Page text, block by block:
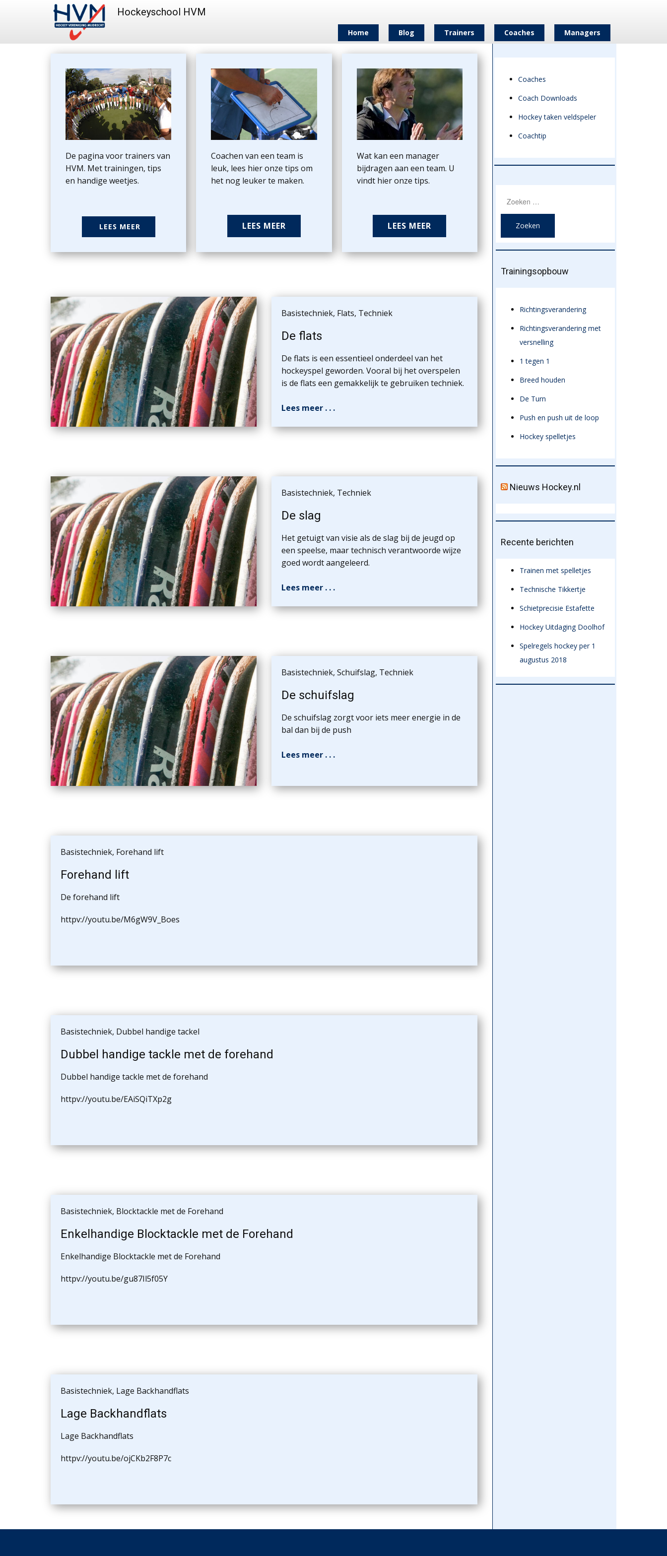
Hockeyschool HVM
Home Blog Trainers Coaches Managers
De pagina voor trainers van
HVM. Met trainingen, tips
en handige weetjes.
LEES MEER
Coachen van een team is
leuk, lees hier onze tips om
het nog leuker te maken.
LEES MEER
Wat kan een manager
bijdragen aan een team. U
vindt hier onze tips.
LEES MEER
Basistechniek, Flats, Techniek
De flats
De flats is een essentieel onderdeel van het
hockeyspel geworden. Vooral bij het overspelen
is de flats een gemakkelijk te gebruiken techniek.
Lees meer . . .
Basistechniek, Techniek
De slag
Het getuigt van visie als de slag bij de jeugd op
een speelse, maar technisch verantwoorde wijze
goed wordt aangeleerd.
Lees meer . . .
Basistechniek, Schuifslag, Techniek
De schuifslag
De schuifslag zorgt voor iets meer energie in de
bal dan bij de push
Lees meer . . .
Basistechniek, Forehand lift
Forehand lift
De forehand lift
httpv://youtu.be/M6gW9V_Boes
Basistechniek, Dubbel handige tackel
Dubbel handige tackle met de forehand
Dubbel handige tackle met de forehand
httpv://youtu.be/EAiSQiTXp2g
Basistechniek, Blocktackle met de Forehand
Enkelhandige Blocktackle met de Forehand
Enkelhandige Blocktackle met de Forehand
httpv://youtu.be/gu87Il5f05Y
Basistechniek, Lage Backhandflats
Lage Backhandflats
Lage Backhandflats
httpv://youtu.be/ojCKb2F8P7c
Coaches
Coach Downloads
Hockey taken veldspeler
Coachtip
Trainingsopbouw
Richtingsverandering
Richtingsverandering met
versnelling
1 tegen 1
Breed houden
De Turn
Push en push uit de loop
Hockey spelletjes
Nieuws Hockey.nl
Recente berichten
Trainen met spelletjes
Technische Tikkertje
Schietprecisie Estafette
Hockey Uitdaging Doolhof
Spelregels hockey per 1
augustus 2018